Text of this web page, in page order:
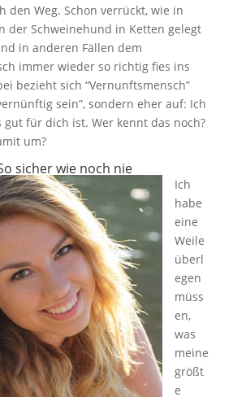
den Weg. Schon verrückt, wie in
der Schweinehund in Ketten gelegt
in anderen Fällen dem
immer wieder so richtig fies ins
bezieht sich “Vernunftsmensch”
sein”, sondern eher auf: Ich
gut für dich ist. Wer kennt das noch?
um?
sicher wie noch nie
Ich
habe
eine
Weile
überl
egen
müss
en,
was
meine
größt
e